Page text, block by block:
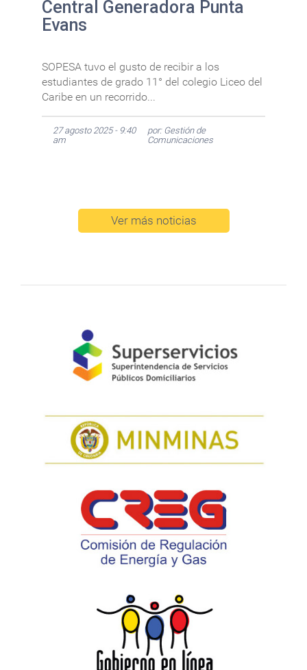
Central Generadora Punta
Evans
SOPESA tuvo el gusto de recibir a los
estudiantes de grado 11° del colegio Liceo del
Caribe en un recorrido...
27 agosto 2025 - 9:40
am
por: Gestión de
Comunicaciones
Ver más noticias